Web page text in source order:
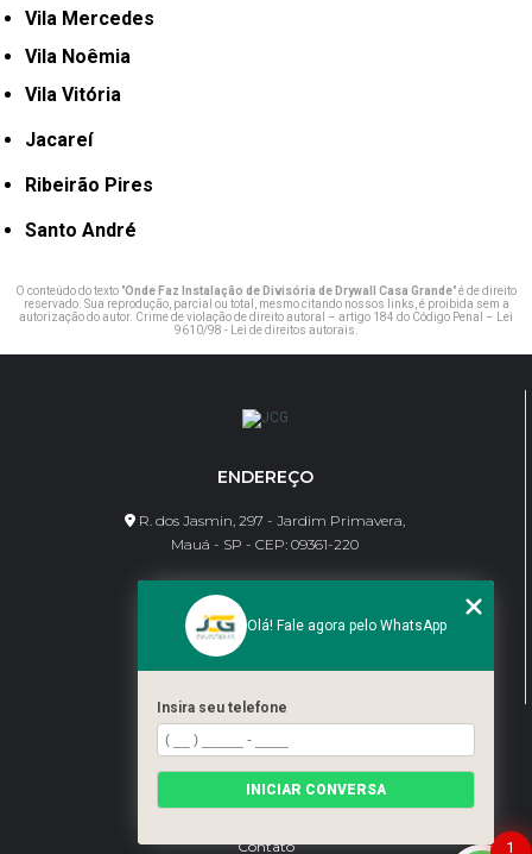
Vila Mercedes
Vila Noêmia
Vila Vitória
Jacareí
Ribeirão Pires
Santo André
O conteúdo do texto "Onde Faz Instalação de Divisória de Drywall Casa Grande" é de direito
reservado. Sua reprodução, parcial ou total, mesmo citando nossos links, é proibida sem a
autorização do autor. Crime de violação de direito autoral – artigo 184 do Código Penal – Lei
9610/98 - Lei de direitos autorais.
ENDEREÇO
R. dos Jasmin, 297 - Jardim Primavera,
Mauá - SP - CEP: 09361-220
CONTATO
(11) 95462-8630
bene@jcgdivisorias.com
Home
Sobre Nós
Serviços
Contato
1
Olá! Fale agora pelo WhatsApp
Insira seu telefone
INICIAR CONVERSA